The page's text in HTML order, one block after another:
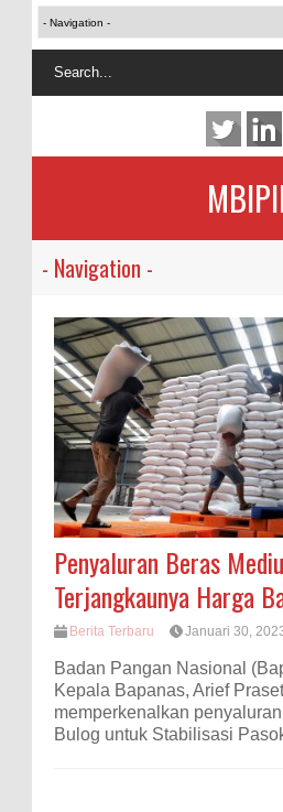
Penyaluran Beras
Terjangkaunya Harga
Berita Terbaru Januari 30,
Badan Pangan Nasional
Kepala Bapanas, Arief
memperkenalkan
Bulog untuk Stabilisasi